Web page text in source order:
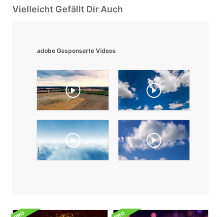
Vielleicht Gefällt Dir Auch
adobe Gesponserte Videos